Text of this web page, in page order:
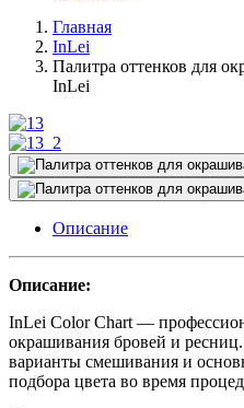
Главная
InLei
Палитра оттенков для
InLei
Описание
Описание:
InLei Color Chart —
окрашивания бровей и
варианты смешивания и
подбора цвета во время